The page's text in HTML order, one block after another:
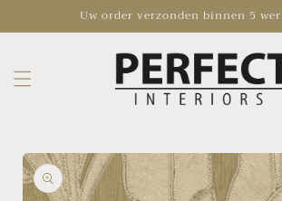
Uw order verzonden binnen 5
Skip to
product
information